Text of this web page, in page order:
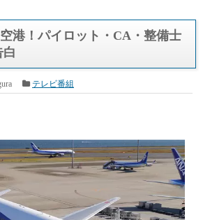
港！パイロット・CA・整備士
テレビ番組